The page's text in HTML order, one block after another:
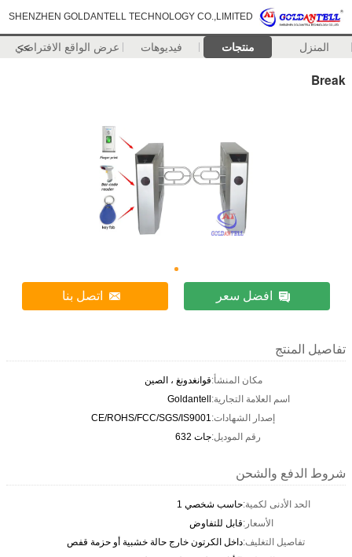
SHENZHEN GOLDANTELL TECHNOLOGY CO.,LIMITED
المنزل منتجات فيديوهات عرض الواقع الافتراضي
>>
Break
افضل سعر اتصل بنا
تفاصيل المنتج
مكان المنشأ:قوانغدونغ ، الصين
اسم العلامة التجارية:Goldantell
إصدار الشهادات:CE/ROHS/FCC/SGS/IS9001
رقم الموديل:جات 632
شروط الدفع والشحن
الحد الأدنى لكمية:حاسب شخصي 1
الأسعار:قابل للتفاوض
تفاصيل التغليف:داخل الكرتون خارج حالة خشبية أو حزمة قفص